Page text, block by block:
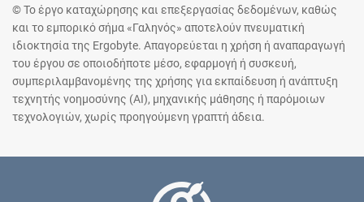
© Το έργο καταχώρησης και επεξεργασίας δεδομένων, καθώς
και το εμπορικό σήμα «Γαληνός» αποτελούν πνευματική
ιδιοκτησία της Ergobyte. Απαγορεύεται η χρήση ή αναπαραγωγή
του έργου σε οποιοδήποτε μέσο, εφαρμογή ή συσκευή,
συμπεριλαμβανομένης της χρήσης για εκπαίδευση ή ανάπτυξη
τεχνητής νοημοσύνης (AI), μηχανικής μάθησης ή παρόμοιων
τεχνολογιών, χωρίς προηγούμενη γραπτή άδεια.